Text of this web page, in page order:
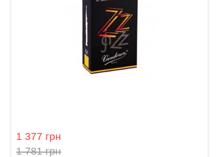
1 377 грн
1 781 грн